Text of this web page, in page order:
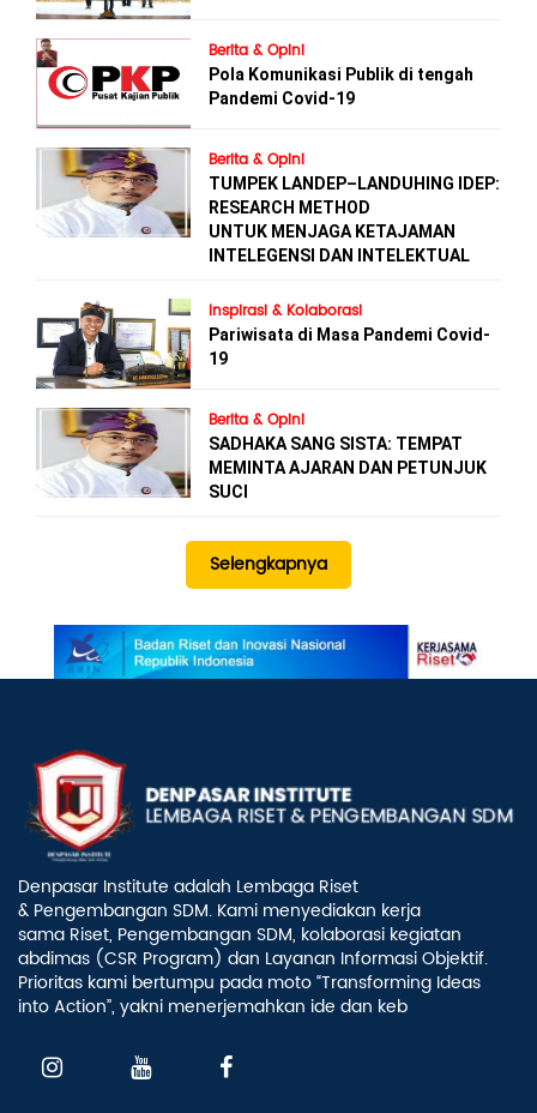
Berita & Opini
Pola Komunikasi Publik di tengah
Pandemi Covid-19
Berita & Opini
TUMPEK LANDEP–LANDUHING IDEP:
RESEARCH METHOD
UNTUK MENJAGA KETAJAMAN
INTELEGENSI DAN INTELEKTUAL
Inspirasi & Kolaborasi
Pariwisata di Masa Pandemi Covid-
19
Berita & Opini
SADHAKA SANG SISTA: TEMPAT
MEMINTA AJARAN DAN PETUNJUK
SUCI
Selengkapnya
Denpasar Institute adalah Lembaga Riset
& Pengembangan SDM. Kami menyediakan kerja
sama Riset, Pengembangan SDM, kolaborasi kegiatan
abdimas (CSR Program) dan Layanan Informasi Objektif.
Prioritas kami bertumpu pada moto “Transforming Ideas
into Action”, yakni menerjemahkan ide dan keb